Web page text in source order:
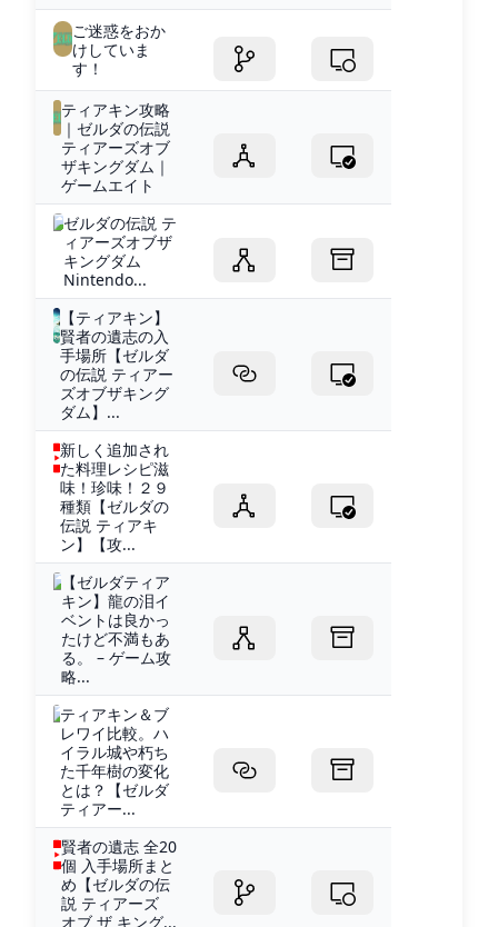
ご迷惑をおか
けしていま
す！
ティアキン攻略
｜ゼルダの伝説
ティアーズオブ
ザキングダム｜
ゲームエイト
ゼルダの伝説 テ
ィアーズオブザ
キングダム
Nintendo...
【ティアキン】
賢者の遺志の入
手場所【ゼルダ
の伝説 ティアー
ズオブザキング
ダム】...
新しく追加され
た料理レシピ滋
味！珍味！２９
種類【ゼルダの
伝説 ティアキ
ン】【攻...
【ゼルダティア
キン】龍の泪イ
ベントは良かっ
たけど不満もあ
る。 – ゲーム攻
略...
ティアキン＆ブ
レワイ比較。ハ
イラル城や朽ち
た千年樹の変化
とは？【ゼルダ
ティアー...
賢者の遺志 全20
個 入手場所まと
め【ゼルダの伝
説 ティアーズ
オブ ザ キング...